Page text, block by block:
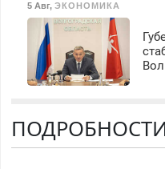
Реконструкция
80-летие Победы
5 Авг, ЭКОНОМИКА